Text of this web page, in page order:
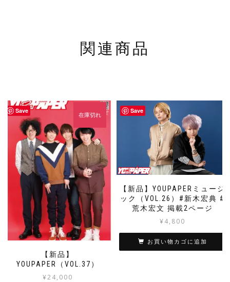
関連商品
Save
【新品】
YOUPAPER（VOL.37）
¥24,000
在庫切れ
Save
【新品】YOUPAPERミュージ
ック（VOL.26）#新木宏典 #
荒木宏文 掲載2ページ
¥4,800
お買い物カゴに追加